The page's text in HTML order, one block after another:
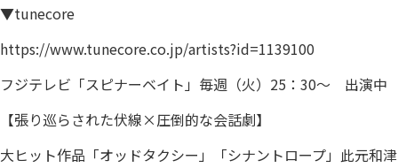
▼tunecore
https://www.tunecore.co.jp/artists?id=1139100
フジテレビ「スピナーベイト」毎週（火）25：30～ 出演中
【張り巡らされた伏線×圧倒的な会話劇】
大ヒット作品「オッドタクシー」「シナントロープ」此元和津